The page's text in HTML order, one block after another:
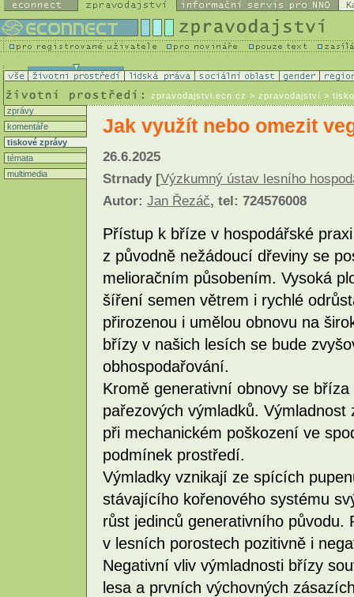
zpravodajstvi.ecn.cz > zpravodajství >
zprávy
komentáře
tiskové zprávy
témata
multimedia
Jak využít nebo omezit
26.6.2025
Strnady [Výzkumný ústav lesního
Autor: Jan Řezáč, tel: 724576008
Přístup k bříze v hospodářské
z původně nežádoucí dřeviny se
melioračním působením. Vysoká
šíření semen větrem i rychlé
přirozenou i umělou obnovu na
břízy v našich lesích se bude
obhospodařování.
Kromě generativní obnovy se
pařezových výmladků.
při mechanickém poškození ve
podmínek prostředí.
Výmladky vznikají ze spících
stávajícího kořenového systému
růst jedinců generativního
v lesních porostech pozitivně i
Negativní vliv výmladnosti břízy
lesa a prvních výchovných